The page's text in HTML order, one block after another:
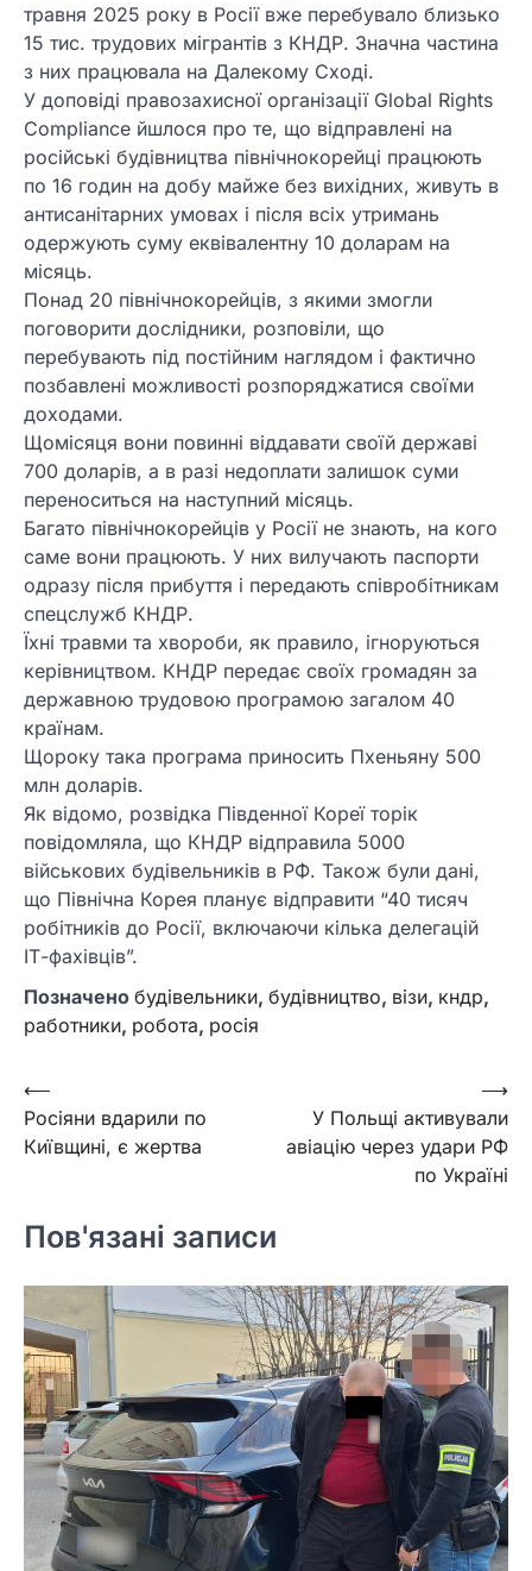
травня 2025 року в Росії вже перебувало близько
15 тис. трудових мігрантів з КНДР. Значна частина
з них працювала на Далекому Сході.
У доповіді правозахисної організації Global Rights
Compliance йшлося про те, що відправлені на
російські будівництва північнокорейці працюють
по 16 годин на добу майже без вихідних, живуть в
антисанітарних умовах і після всіх утримань
одержують суму еквівалентну 10 доларам на
місяць.
Понад 20 північнокорейців, з якими змогли
поговорити дослідники, розповіли, що
перебувають під постійним наглядом і фактично
позбавлені можливості розпоряджатися своїми
доходами.
Щомісяця вони повинні віддавати своїй державі
700 доларів, а в разі недоплати залишок суми
переноситься на наступний місяць.
Багато північнокорейців у Росії не знають, на кого
саме вони працюють. У них вилучають паспорти
одразу після прибуття і передають співробітникам
спецслужб КНДР.
Їхні травми та хвороби, як правило, ігноруються
керівництвом. КНДР передає своїх громадян за
державною трудовою програмою загалом 40
країнам.
Щороку така програма приносить Пхеньяну 500
млн доларів.
Як відомо, розвідка Південної Кореї торік
повідомляла, що КНДР відправила 5000
військових будівельників в РФ. Також були дані,
що Північна Корея планує відправити “40 тисяч
робітників до Росії, включаючи кілька делегацій
ІТ-фахівців”.
Позначено будівельники, будівництво, візи, кндр,
работники, робота, росія
Навігація
записів
⟵
Росіяни вдарили по
Київщині, є жертва
У Польщі активували
авіацію через удари РФ
по Україні
⟶
Пов'язані записи